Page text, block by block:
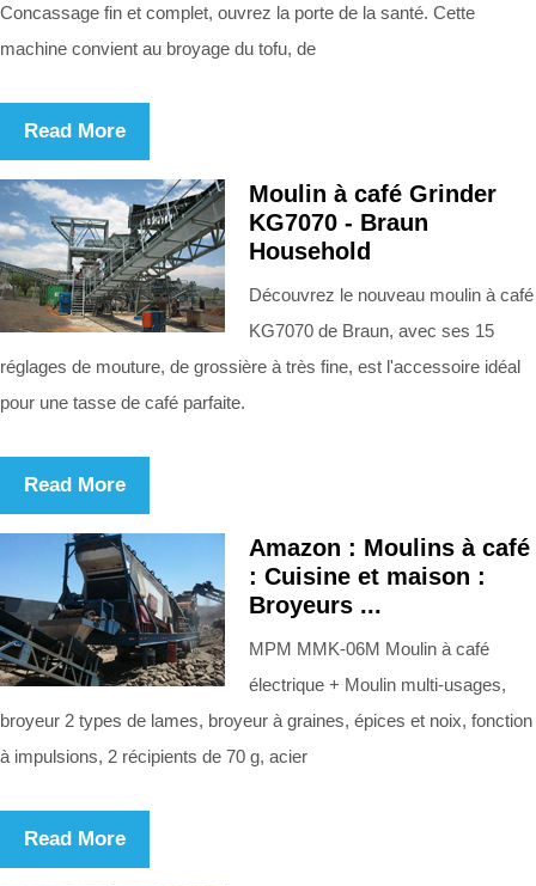
Concassage fin et complet, ouvrez la porte de la santé. Cette
machine convient au broyage du tofu, de
Read More
Moulin à café Grinder
KG7070 - Braun
Household
Découvrez le nouveau moulin à café
KG7070 de Braun, avec ses 15
réglages de mouture, de grossière à très fine, est l'accessoire idéal
pour une tasse de café parfaite.
Read More
Amazon : Moulins à café
: Cuisine et maison :
Broyeurs ...
MPM MMK-06M Moulin à café
électrique + Moulin multi-usages,
broyeur 2 types de lames, broyeur à graines, épices et noix, fonction
à impulsions, 2 récipients de 70 g, acier
Read More